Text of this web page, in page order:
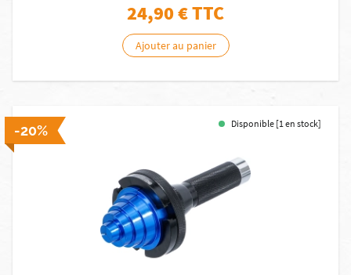
24,90€ TTC
Ajouter au panier
-20% Disponible [1 en stock]